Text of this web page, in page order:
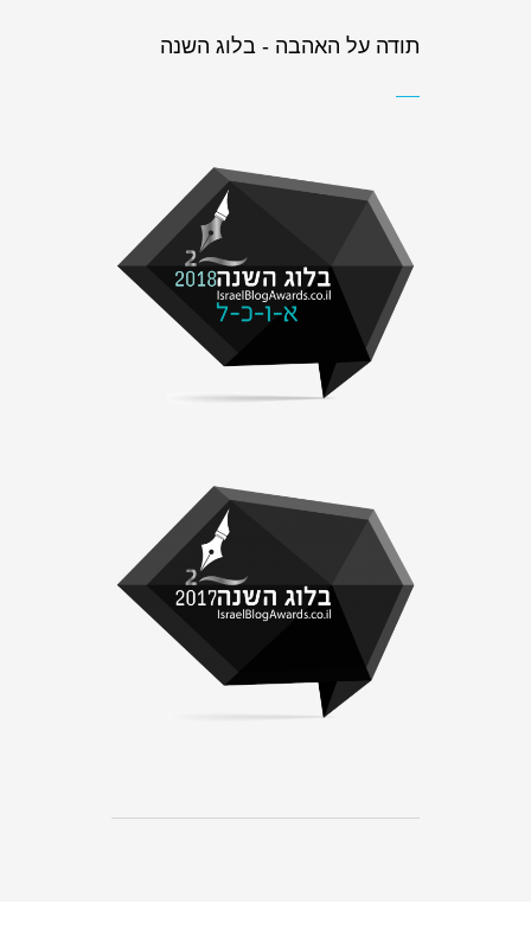
תודה על האהבה - בלוג השנה